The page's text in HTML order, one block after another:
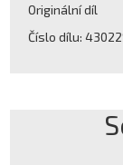
Originální díl
Číslo dílu: